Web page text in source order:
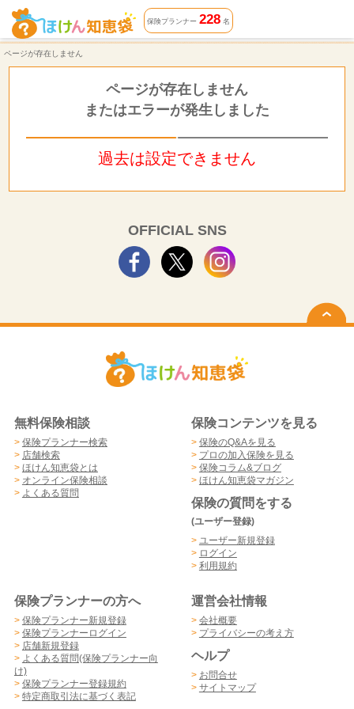
ページが存在しません | ほけん知恵袋
保険プランナー 228名
ページが存在しません
ページが存在しません
またはエラーが発生しました
過去は設定できません
OFFICIAL SNS
無料保険相談
> 保険プランナー検索
> 店舗検索
> ほけん知恵袋とは
> オンライン保険相談
> よくある質問
保険コンテンツを見る
> 保険のQ&Aを見る
> プロの加入保険を見る
> 保険コラム&ブログ
> ほけん知恵袋マガジン
保険の質問をする
(ユーザー登録)
> ユーザー新規登録
> ログイン
> 利用規約
保険プランナーの方へ
> 保険プランナー新規登録
> 保険プランナーログイン
> 店舗新規登録
> よくある質問(保険プランナー向
け)
> 保険プランナー登録規約
> 特定商取引法に基づく表記
運営会社情報
> 会社概要
> プライバシーの考え方
ヘルプ
> お問合せ
> サイトマップ